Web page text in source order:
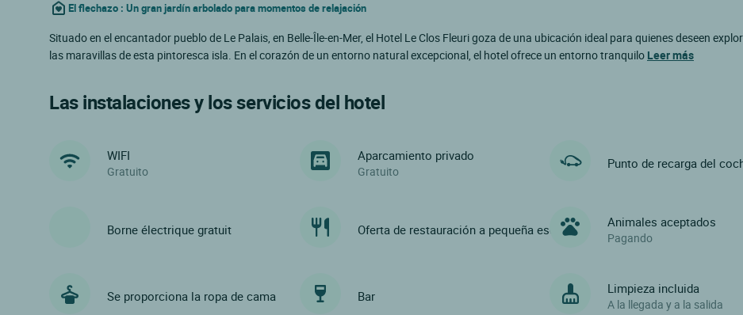
El flechazo : Un gran jardín arbolado para momentos de relajación
Situado en el encantador pueblo de Le Palais, en Belle-Île-en-Mer, el Hotel Le Clos Fleuri goza de una ubicación ideal para quienes deseen
las maravillas de esta pintoresca isla. En el corazón de un entorno natural excepcional, el hotel ofrece un entorno tranquilo Leer más
Las instalaciones y los servicios del hotel
WIFI
Gratuito
Aparcamiento privado
Gratuito
Punto de recarga del
Borne électrique gratuit Oferta de restauración a pequeña escala Animales aceptados
Pagando
Se proporciona la ropa de cama Bar Limpieza incluida
A la llegada y a la salida